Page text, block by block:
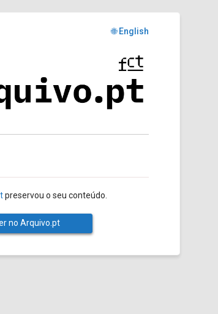
🌐 English
preservou o seu conteúdo.
no Arquivo.pt